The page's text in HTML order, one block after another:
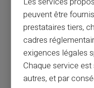
peuvent être
prestataires tiers,
cadres
exigences légales
Chaque service
autres, et par